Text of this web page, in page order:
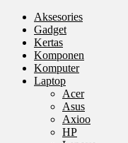
Aksesories
Gadget
Kertas
Komponen
Komputer
Laptop
Acer
Asus
Axioo
HP